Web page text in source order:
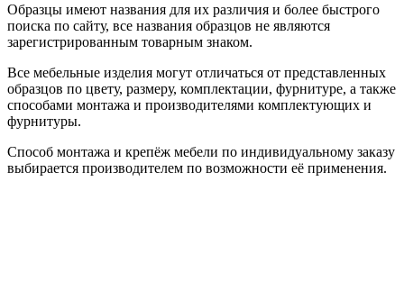
Образцы имеют названия для их различия и более быстрого
поиска по сайту, все названия образцов не являются
зарегистрированным товарным знаком.
Все мебельные изделия могут отличаться от представленных
образцов по цвету, размеру, комплектации, фурнитуре, а также
способами монтажа и производителями комплектующих и
фурнитуры.
Способ монтажа и крепёж мебели по индивидуальному заказу
выбирается производителем по возможности её применения.